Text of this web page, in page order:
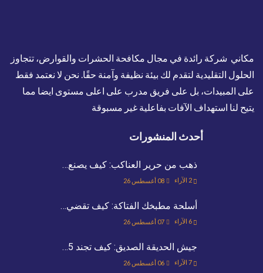
مكاني شركة رائدة في مجال مكافحة الحشرات والقوارض، تتجاوز
الحلول التقليدية لتقدم لك بيئة نظيفة وآمنة حقًا. نحن لا نعتمد فقط
على المبيدات، بل على فريق مدرب على اعلى مستوى ايضا مما
يتيح لنا استهداف الآفات بفاعلية غير مسبوقة
أحدث المنشورات
ذهب من حرير العناكب: كيف يصنع…
08 أغسطس 26 2 الآراء
أسلحة مطبخك الفتاكة: كيف تقضي…
07 أغسطس 26 6 الآراء
جيش الحديقة الصديق: كيف تجند 5…
06 أغسطس 26 7 الآراء